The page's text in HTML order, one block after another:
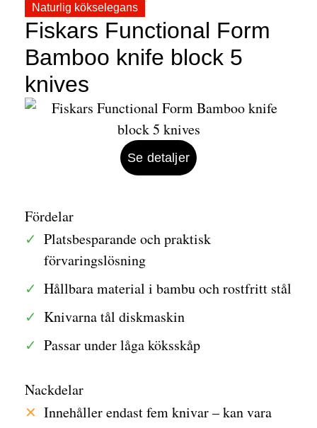
Naturlig kökselegans
Fiskars Functional Form
Bamboo knife block 5
knives
Fördelar
Platsbesparande och praktisk
förvaringslösning
Hållbara material i bambu och rostfritt stål
Knivarna tål diskmaskin
Passar under låga köksskåp
Nackdelar
Innehåller endast fem knivar – kan vara
Se detaljer